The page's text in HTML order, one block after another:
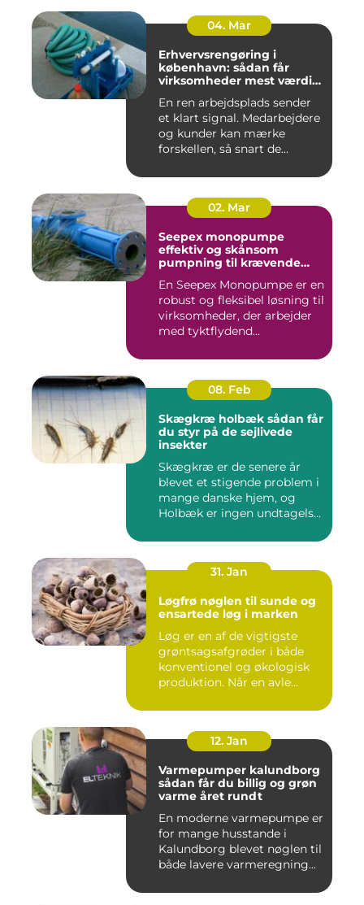
04. Mar
Erhvervsrengøring i
københavn: sådan får
virksomheder mest værdi
En ren arbejdsplads sender
et klart signal. Medarbejdere
og kunder kan mærke
forskellen, så snart de...
02. Mar
Seepex monopumpe
effektiv og skånsom
pumpning til krævende
En Seepex Monopumpe er en
robust og fleksibel løsning til
virksomheder, der arbejder
med tyktflydend...
08. Feb
Skægkræ holbæk sådan får
du styr på de sejlivede
insekter
Skægkræ er de senere år
blevet et stigende problem i
mange danske hjem, og
Holbæk er ingen undtagels...
31. Jan
Løgfrø nøglen til sunde og
ensartede løg i marken
Løg er en af de vigtigste
grøntsagsafgrøder i både
konventionel og økologisk
produktion. Når en avle...
12. Jan
Varmepumper kalundborg
sådan får du billig og grøn
varme året rundt
En moderne varmepumpe er
for mange husstande i
Kalundborg blevet nøglen til
både lavere varmeregning...